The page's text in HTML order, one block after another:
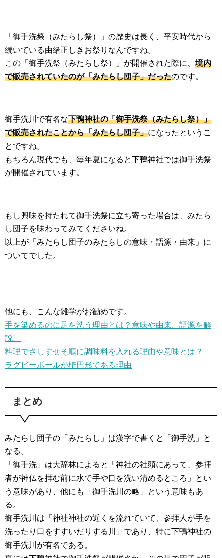
「御手洗祭（みたらし祭）」の歴史は長く、平安時代から
続いている由緒正しきお祭りなんですね。
この「御手洗祭（みたらし祭）」が開催された際に、 境内
で販売されていたのが「みたらし団子」だったのです。
御手洗川で有名な下鴨神社の「御手洗祭（みたらし祭）」
で販売されたことから「みたらし団子」になったというこ
とですね。
もちろん現代でも、毎年夏になると下鴨神社では御手洗祭
が開催されています。
もし興味を持たれて御手洗祭に立ち寄った場合は、みたら
し団子を味わってみてくださいね。
以上が「みたらし団子のみたらしの意味・語源・由来」に
ついてでした。
他にも、こんな雑学がお勧めです。
手を染めるのに足を洗う理由とは？意味や由来、語源を解
説。
料理でさしすせそ順に調味料を入れる理由や意味とは？
ラグビーボールが楕円形である理由
まとめ
みたらし団子の「みたらし」は漢字で書くと「御手洗」と
なる。
「御手洗」は大辞林によると「神社の社頭にあって、参拝
者が神仏を拝む前に水で手や口を洗い清めるところ」とい
う意味があり、他にも「御手洗川の略」という意味もあ
る。
御手洗川は「神社神社の近くを流れていて、参拝人が手を
洗ったり口をすすいだりする川」であり、特に下鴨神社の
御手洗川が有名である。